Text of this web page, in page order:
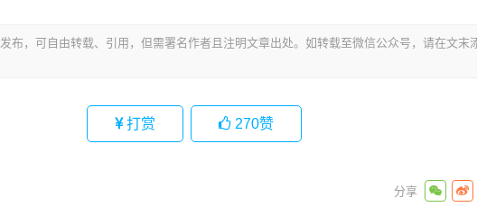
发布，可自由转载、引用，但需署名作者且注明文章出处。如转载至微信公众号，请在文末
打赏 270赞